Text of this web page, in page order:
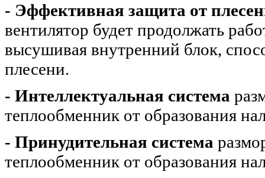
- Эффективная защита от
вентилятор будет продолжать
высушивая внутренний блок,
плесени.
- Интеллектуальная система
теплообменник от образования
- Принудительная система
теплообменник от образования